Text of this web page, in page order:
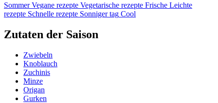
Sommer Vegane rezepte Vegetarische rezepte Frische Leichte
rezepte Schnelle rezepte Sonniger tag Cool
Zutaten der Saison
Zwiebeln
Knoblauch
Zuchinis
Minze
Origan
Gurken